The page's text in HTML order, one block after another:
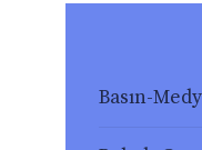
Basın-